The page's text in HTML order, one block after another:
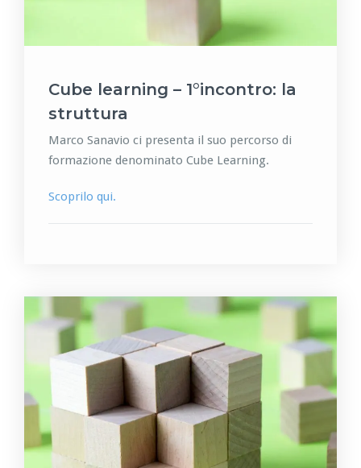
Cube learning – 1°incontro: la
struttura
Marco Sanavio ci presenta il suo percorso di
formazione denominato Cube Learning.
Scoprilo qui.